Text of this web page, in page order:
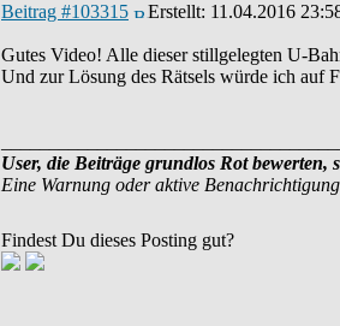
Beitrag #103315 Erstellt: 11.04.2016
Gutes Video! Alle dieser stillgelegten U-
Und zur Lösung des Rätsels würde ich auf
User, die Beiträge grundlos Rot
Eine Warnung oder aktive
Findest Du dieses Posting gut?